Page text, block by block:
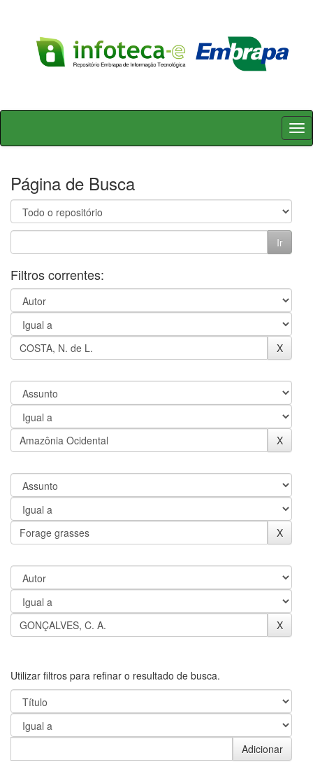
Skip
Página de Busca
Filtros correntes:
Utilizar filtros para refinar o resultado de busca.